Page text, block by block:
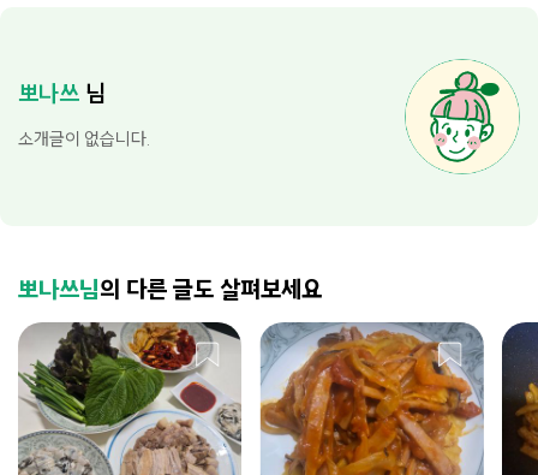
뽀나쓰 님
소개글이 없습니다.
뽀나쓰님의 다른 글도 살펴보세요